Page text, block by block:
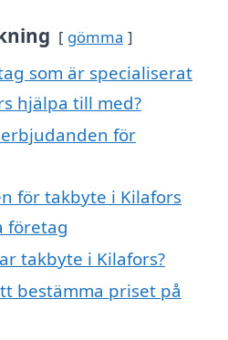
gömma
som är specialiserat
hjälpa till med?
för
för takbyte i Kilafors
företag
takbyte i Kilafors?
bestämma priset på